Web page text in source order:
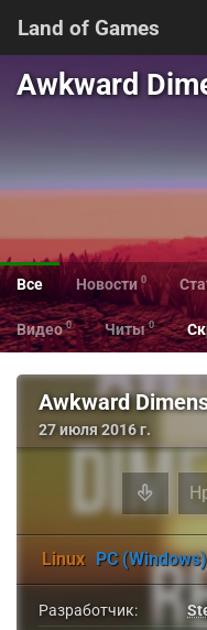
Land of Games
Awkward
Все Новости 0
Видео 0 Читы 0
Awkward
27 июля 2016 г.
Linux PC (Windows)
Разработчик: